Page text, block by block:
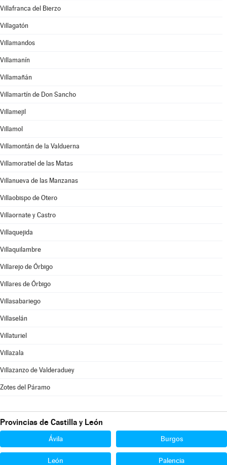
Villafranca del Bierzo
Villagatón
Villamandos
Villamanín
Villamañán
Villamartín de Don Sancho
Villamejil
Villamol
Villamontán de la Valduerna
Villamoratiel de las Matas
Villanueva de las Manzanas
Villaobispo de Otero
Villaornate y Castro
Villaquejida
Villaquilambre
Villarejo de Órbigo
Villares de Órbigo
Villasabariego
Villaselán
Villaturiel
Villazala
Villazanzo de Valderaduey
Zotes del Páramo
Provincias de Castilla y León
Ávila Burgos
León Palencia